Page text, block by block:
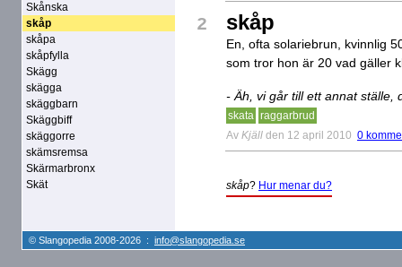
Skånska
skåp
skåpa
skåpfylla
Skägg
skägga
skäggbarn
Skäggbiff
skäggorre
skämsremsa
Skärmarbronx
Skät
2 skåp
En, ofta solariebrun, kvinnlig
som tror hon är 20 vad gäller
- Äh, vi går till ett annat ställe,
skata raggarbrud
Av Kjäll den 12 april 2010 0
skåp? Hur menar du?
© Slangopedia 2008-2026 : info@slangopedia.se